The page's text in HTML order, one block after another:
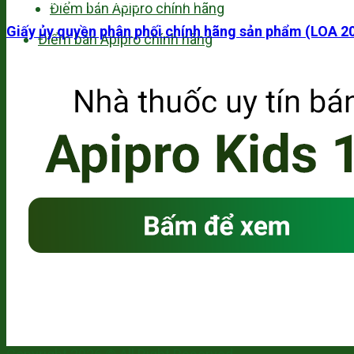
Điểm bán Apipro chính hãng
Điểm bán Apipro chính hãng
Giấy ủy quyền phân phối chính hãng sản phẩm (LOA